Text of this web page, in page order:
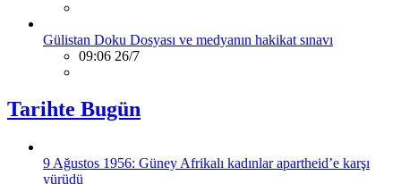
Gülistan Doku Dosyası ve medyanın hakikat sınavı
09:06 26/7
Tarihte Bugün
9 Ağustos 1956: Güney Afrikalı kadınlar apartheid’e karşı
yürüdü